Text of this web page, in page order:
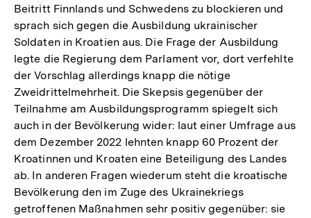
Beitritt Finnlands und Schwedens zu blockieren und
sprach sich gegen die Ausbildung ukrainischer
Soldaten in Kroatien aus. Die Frage der Ausbildung
legte die Regierung dem Parlament vor, dort verfehlte
der Vorschlag allerdings knapp die nötige
Zweidrittelmehrheit. Die Skepsis gegenüber der
Teilnahme am Ausbildungsprogramm spiegelt sich
auch in der Bevölkerung wider: laut einer Umfrage aus
dem Dezember 2022 lehnten knapp 60 Prozent der
Kroatinnen und Kroaten eine Beteiligung des Landes
ab. In anderen Fragen wiederum steht die kroatische
Bevölkerung den im Zuge des Ukrainekriegs
getroffenen Maßnahmen sehr positiv gegenüber: sie